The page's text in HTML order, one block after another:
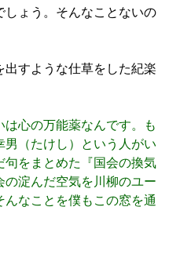
しょう。そんなことないの
すような仕草をした紀楽
は心の万能薬なんです。も
男（たけし）という人がい
句をまとめた『国会の換気
の淀んだ空気を川柳のユー
なことを僕もこの窓を通